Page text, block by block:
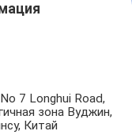
7 Longhui Road,
зона Вуджин,
Китай